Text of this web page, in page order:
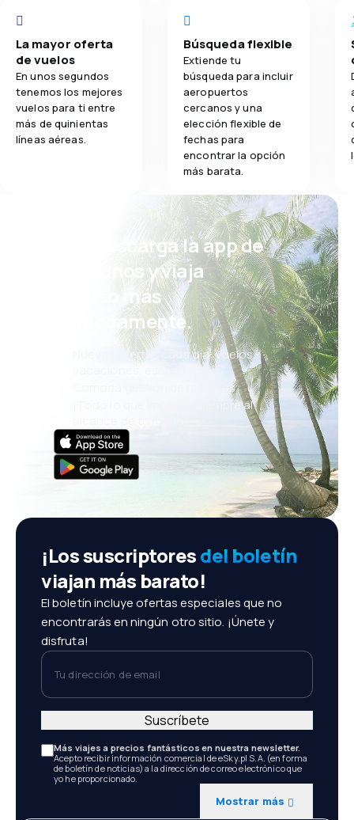
La mayor oferta
de vuelos
En unos segundos
tenemos los mejores
vuelos para ti entre
más de quinientas
líneas aéreas.
Búsqueda flexible
Extiende tu
búsqueda para incluir
aeropuertos
cercanos y una
elección flexible de
fechas para
encontrar la opción
más barata.
¡Eh! Descarga la app de
eDestinos y viaja
incluso más
cómodamente.
Nuevas ofertas cada día: vuelos,
vacaciones, escapadas
Cómoda gestión de reservas
¡Todo lo que importa, siempre al
¡Los suscriptoresdel boletín
viajan más barato!
El boletín incluye ofertas especiales que no
encontrarás en ningún otro sitio. ¡Únete y
disfruta!
Tu dirección de email
Más viajes a precios fantásticos en nuestra newsletter.
Acepto recibir información comercial de eSky.pl S.A. (en forma
de boletín de noticias) a la dirección de correo electrónico que
yo he proporcionado.
Mostrar más
Suscríbete